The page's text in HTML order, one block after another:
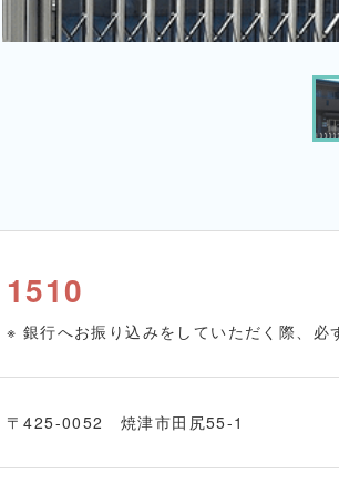
1510
※ 銀行へお振り込みをしていただく際、必
〒425-0052 焼津市田尻55-1